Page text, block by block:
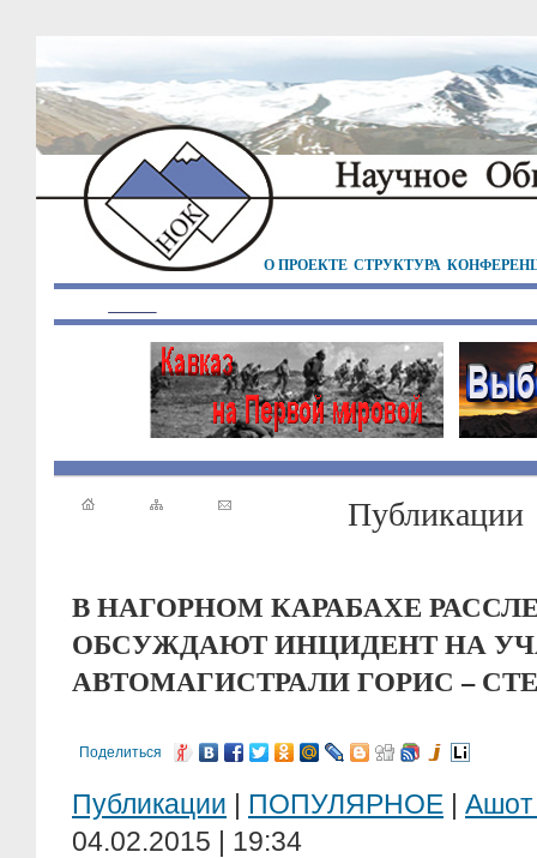
О ПРОЕКТЕ СТРУКТУРА
Публикации
В НАГОРНОМ КАРАБАХЕ
ОБСУЖДАЮТ ИНЦИДЕНТ НА
АВТОМАГИСТРАЛИ ГОРИС –
Поделиться
Публикации | ПОПУЛЯРНОЕ |
04.02.2015 | 19:34